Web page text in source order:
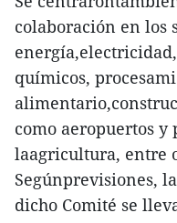
colaboración en los
químicos,
como aeropuertos
laagricultura, entre
Segúnprevisiones,
dicho Comité se